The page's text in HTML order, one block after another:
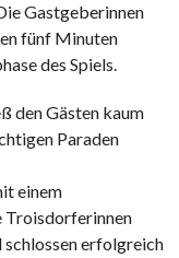
Gastgeberinnen
fünf Minuten
des Spiels.
den Gästen kaum
Paraden
einem
Troisdorferinnen
schlossen erfolgreich